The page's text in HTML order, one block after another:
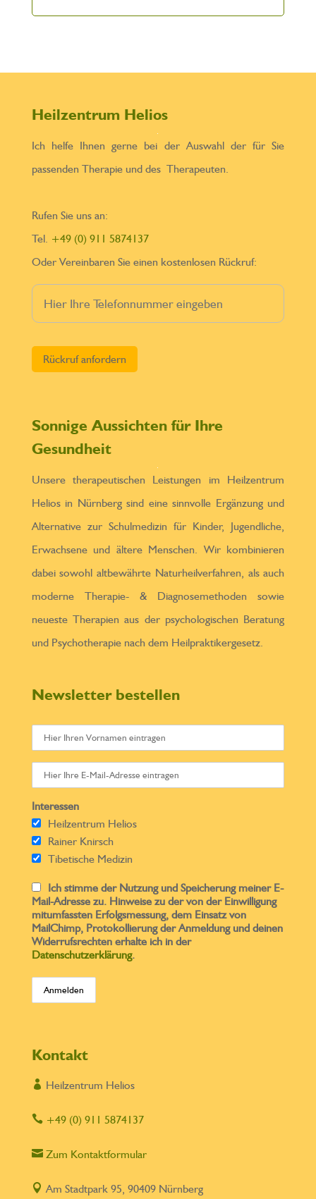
Heilzentrum Helios
Ich helfe Ihnen gerne bei der Auswahl der für Sie
passenden Therapie und des Therapeuten.
Rufen Sie uns an:
Tel. +49 (0) 911 5874137
Oder Vereinbaren Sie einen kostenlosen Rückruf:
Sonnige Aussichten für Ihre
Gesundheit
Unsere therapeutischen Leistungen im Heilzentrum
Helios in Nürnberg sind eine sinnvolle Ergänzung und
Alternative zur Schulmedizin für Kinder, Jugendliche,
Erwachsene und ältere Menschen. Wir kombinieren
dabei sowohl altbewährte Naturheilverfahren, als auch
moderne Therapie- & Diagnosemethoden sowie
neueste Therapien aus der psychologischen Beratung
und Psychotherapie nach dem Heilpraktikergesetz.
Newsletter bestellen
Interessen
Heilzentrum Helios
Rainer Knirsch
Tibetische Medizin
Ich stimme der Nutzung und Speicherung meiner E-
Mail-Adresse zu. Hinweise zu der von der Einwilligung
mitumfassten Erfolgsmessung, dem Einsatz von
MailChimp, Protokollierung der Anmeldung und deinen
Widerrufsrechten erhalte ich in der
Datenschutzerklärung.
Kontakt
 Heilzentrum Helios
+49 (0) 911 5874137
Zum Kontaktformular
 Am Stadtpark 95, 90409 Nürnberg